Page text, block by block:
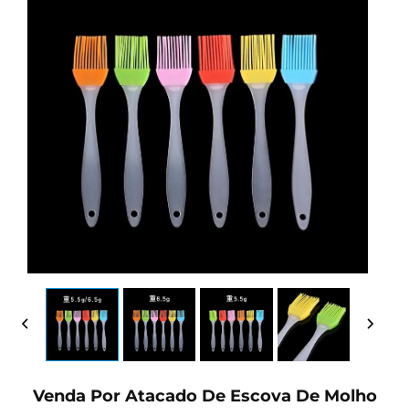
Venda Por Atacado De Escova De Molho